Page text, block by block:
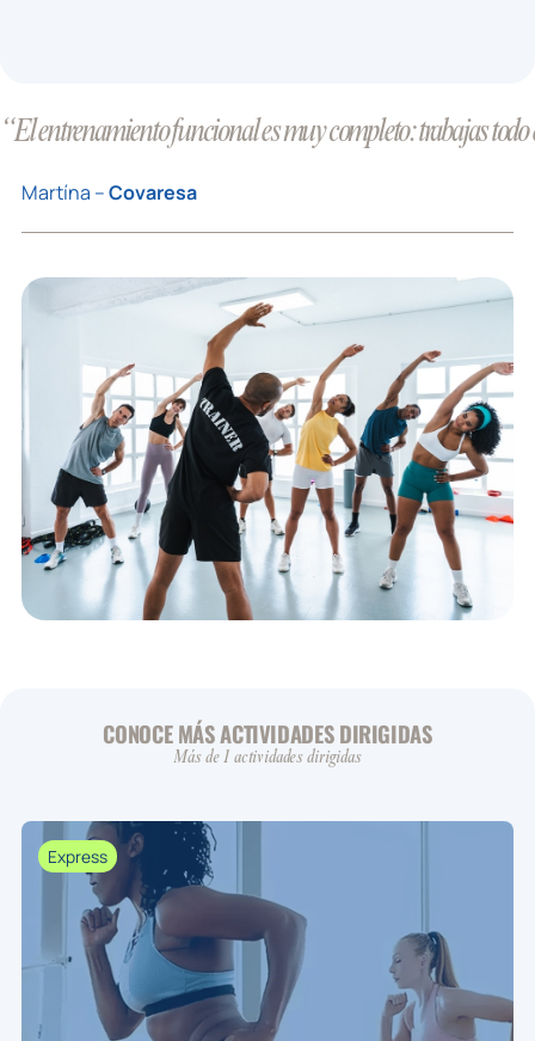
“El entrenamiento funcional es muy completo: trabajas todo
Martína –Covaresa
CONOCE MÁS ACTIVIDADES DIRIGIDAS
Más de 1 actividades dirigidas
Express